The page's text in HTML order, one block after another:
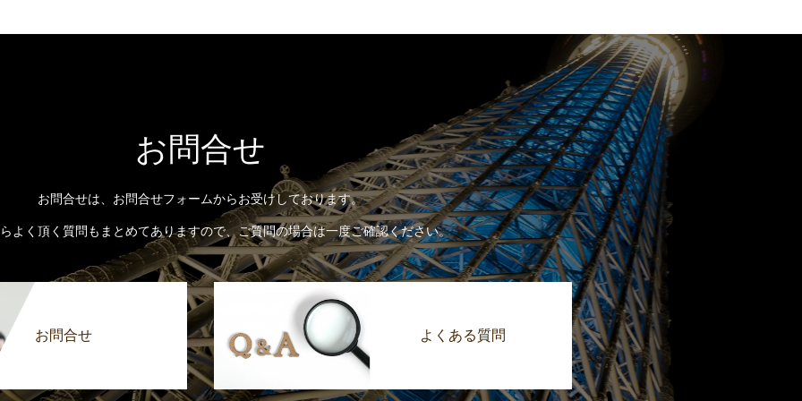
お問合せ
お問合せは、お問合せフォームからお受けしております。
よく頂く質問もまとめてありますので、ご質問の場合は一度ご確認ください。
お問合せ よくある質問